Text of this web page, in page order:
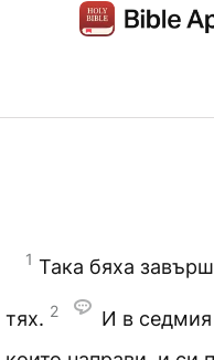
1 Така бяха
тях. 2
И в